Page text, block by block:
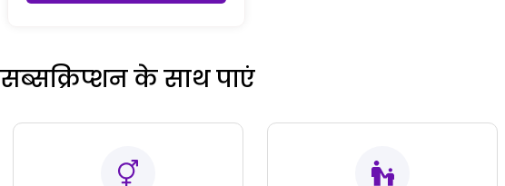
सब्सक्रिप्शन के साथ पाएं